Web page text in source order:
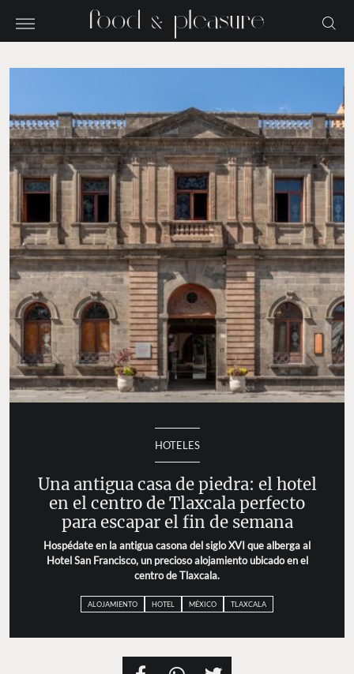
HOTELES
Una antigua casa de piedra: el hotel
en el centro de Tlaxcala perfecto
para escapar el fin de semana
Hospédate en la antigua casona del siglo XVI que alberga al
Hotel San Francisco, un precioso alojamiento ubicado en el
centro de Tlaxcala.
ALOJAMIENTO HOTEL MÉXICO TLAXCALA